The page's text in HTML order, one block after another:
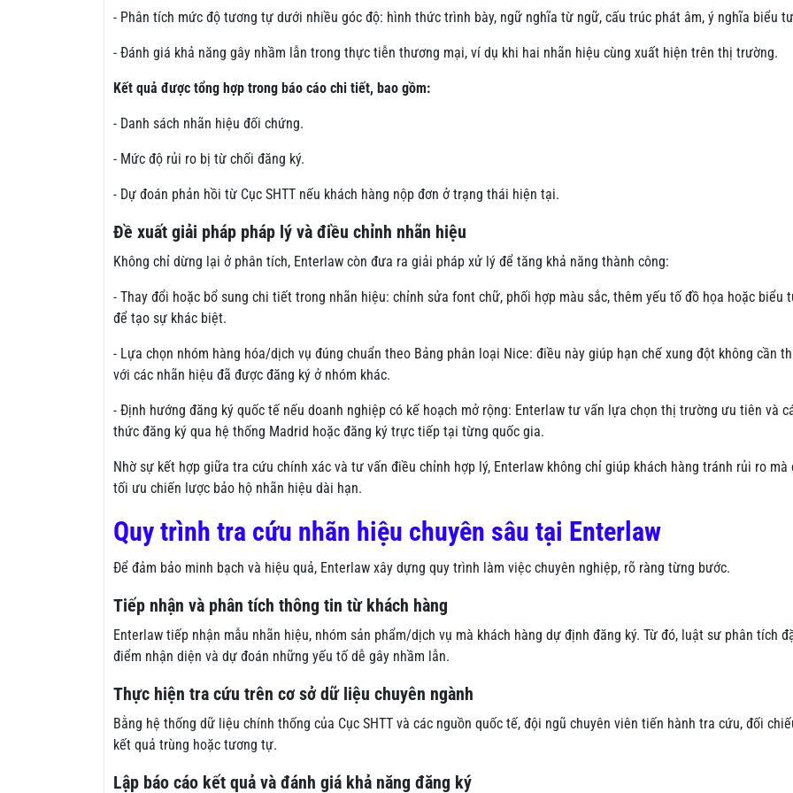
- Phân tích mức độ tương tự dưới nhiều góc độ: hình thức trình bày, ngữ nghĩa từ ngữ, cấu trúc phát âm, ý nghĩa biểu
- Đánh giá khả năng gây nhầm lẫn trong thực tiễn thương mại, ví dụ khi hai nhãn hiệu cùng xuất hiện trên thị trường.
Kết quả được tổng hợp trong báo cáo chi tiết, bao gồm:
- Danh sách nhãn hiệu đối chứng.
- Mức độ rủi ro bị từ chối đăng ký.
- Dự đoán phản hồi từ Cục SHTT nếu khách hàng nộp đơn ở trạng thái hiện tại.
Đề xuất giải pháp pháp lý và điều chỉnh nhãn hiệu
Không chỉ dừng lại ở phân tích, Enterlaw còn đưa ra giải pháp xử lý để tăng khả năng thành công:
- Thay đổi hoặc bổ sung chi tiết trong nhãn hiệu: chỉnh sửa font chữ, phối hợp màu sắc, thêm yếu tố đồ họa hoặc biểu
để tạo sự khác biệt.
- Lựa chọn nhóm hàng hóa/dịch vụ đúng chuẩn theo Bảng phân loại Nice: điều này giúp hạn chế xung đột không cần
với các nhãn hiệu đã được đăng ký ở nhóm khác.
- Định hướng đăng ký quốc tế nếu doanh nghiệp có kế hoạch mở rộng: Enterlaw tư vấn lựa chọn thị trường ưu tiên và
thức đăng ký qua hệ thống Madrid hoặc đăng ký trực tiếp tại từng quốc gia.
Nhờ sự kết hợp giữa tra cứu chính xác và tư vấn điều chỉnh hợp lý, Enterlaw không chỉ giúp khách hàng tránh rủi ro mà
tối ưu chiến lược bảo hộ nhãn hiệu dài hạn.
Quy trình tra cứu nhãn hiệu chuyên sâu tại Enterlaw
Để đảm bảo minh bạch và hiệu quả, Enterlaw xây dựng quy trình làm việc chuyên nghiệp, rõ ràng từng bước.
Tiếp nhận và phân tích thông tin từ khách hàng
Enterlaw tiếp nhận mẫu nhãn hiệu, nhóm sản phẩm/dịch vụ mà khách hàng dự định đăng ký. Từ đó, luật sư phân tích
điểm nhận diện và dự đoán những yếu tố dễ gây nhầm lẫn.
Thực hiện tra cứu trên cơ sở dữ liệu chuyên ngành
Bằng hệ thống dữ liệu chính thống của Cục SHTT và các nguồn quốc tế, đội ngũ chuyên viên tiến hành tra cứu, đối
kết quả trùng hoặc tương tự.
Lập báo cáo kết quả và đánh giá khả năng đăng ký